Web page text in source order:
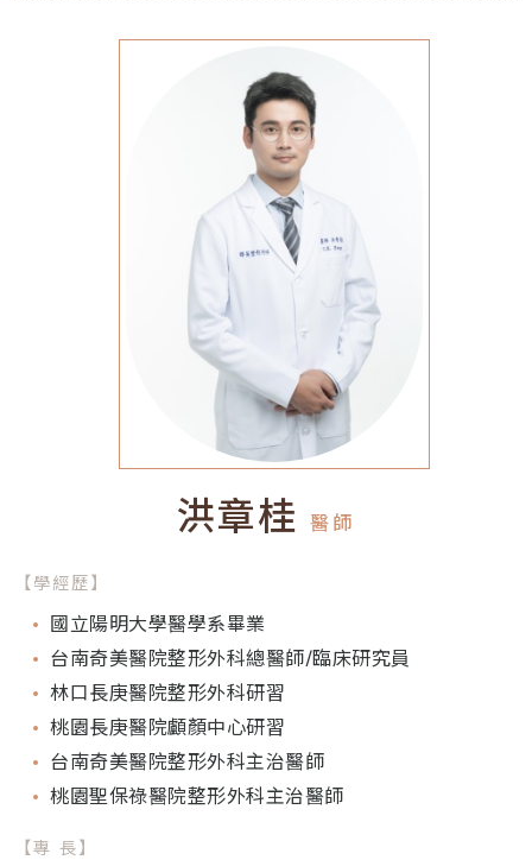
洪章桂 醫師
【學經歷】
國立陽明大學醫學系畢業
台南奇美醫院整形外科總醫師/臨床研究員
林口長庚醫院整形外科研習
桃園長庚醫院顱顏中心研習
台南奇美醫院整形外科主治醫師
桃園聖保祿醫院整形外科主治醫師
【專 長】